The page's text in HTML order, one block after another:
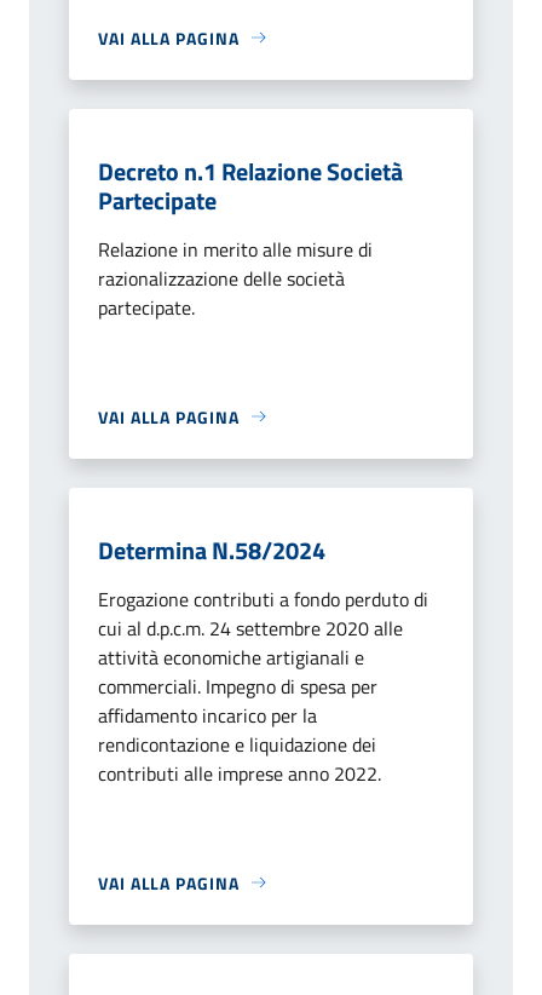
VAI ALLA PAGINA
Decreto n.1 Relazione Società
Partecipate
Relazione in merito alle misure di
razionalizzazione delle società
partecipate.
VAI ALLA PAGINA
Determina N.58/2024
Erogazione contributi a fondo perduto di
cui al d.p.c.m. 24 settembre 2020 alle
attività economiche artigianali e
commerciali. Impegno di spesa per
affidamento incarico per la
rendicontazione e liquidazione dei
contributi alle imprese anno 2022.
VAI ALLA PAGINA